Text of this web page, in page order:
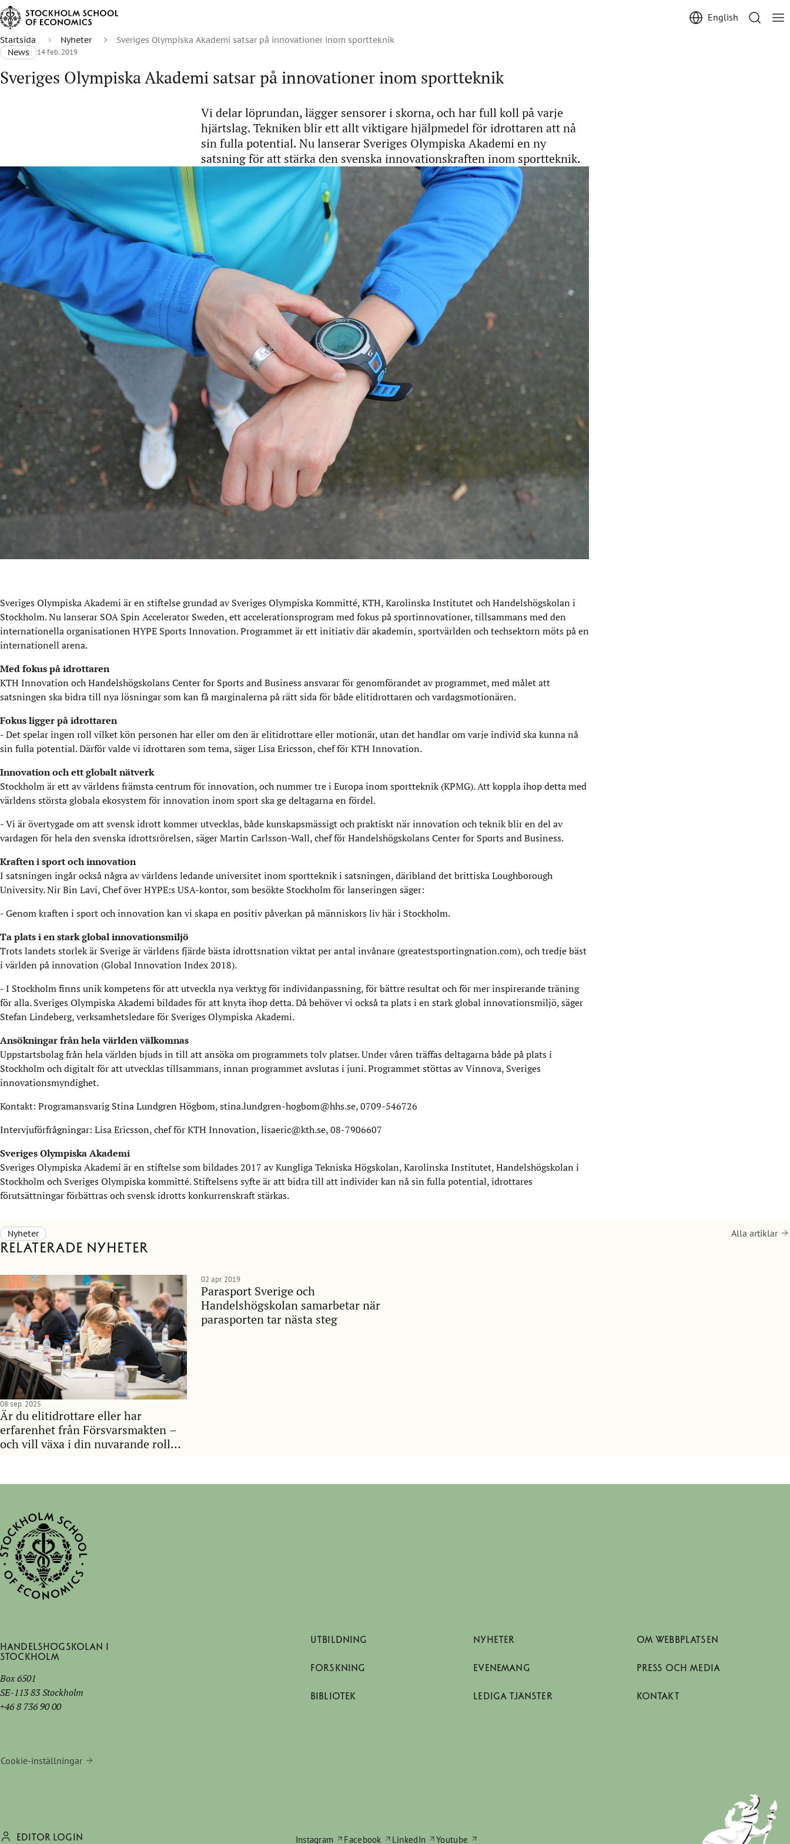
English
Startsida Nyheter
Sveriges Olympiska Akademi satsar på innovationer inom sportteknik
News
14 feb. 2019
Sveriges Olympiska Akademi satsar på innovationer inom sportteknik
Vi delar löprundan, lägger sensorer i skorna, och har full koll på varje
hjärtslag. Tekniken blir ett allt viktigare hjälpmedel för idrottaren att nå
sin fulla potential. Nu lanserar Sveriges Olympiska Akademi en ny
satsning för att stärka den svenska innovationskraften inom sportteknik.
Sveriges Olympiska Akademi är en stiftelse grundad av Sveriges Olympiska Kommitté, KTH, Karolinska Institutet och Handelshögskolan i
Stockholm. Nu lanserar SOA Spin Accelerator Sweden, ett accelerationsprogram med fokus på sportinnovationer, tillsammans med den
internationella organisationen HYPE Sports Innovation. Programmet är ett initiativ där akademin, sportvärlden och techsektorn möts på en
internationell arena.
Med fokus på idrottaren
KTH Innovation och Handelshögskolans Center for Sports and Business ansvarar för genomförandet av programmet, med målet att
satsningen ska bidra till nya lösningar som kan få marginalerna på rätt sida för både elitidrottaren och vardagsmotionären.
Fokus ligger på idrottaren
- Det spelar ingen roll vilket kön personen har eller om den är elitidrottare eller motionär, utan det handlar om varje individ ska kunna nå
sin fulla potential. Därför valde vi idrottaren som tema, säger Lisa Ericsson, chef för KTH Innovation.
Innovation och ett globalt nätverk
Stockholm är ett av världens främsta centrum för innovation, och nummer tre i Europa inom sportteknik (KPMG). Att koppla ihop detta med
världens största globala ekosystem för innovation inom sport ska ge deltagarna en fördel.
- Vi är övertygade om att svensk idrott kommer utvecklas, både kunskapsmässigt och praktiskt när innovation och teknik blir en del av
vardagen för hela den svenska idrottsrörelsen, säger Martin Carlsson-Wall, chef för Handelshögskolans Center for Sports and Business.
Kraften i sport och innovation
I satsningen ingår också några av världens ledande universitet inom sportteknik i satsningen, däribland det brittiska Loughborough
University. Nir Bin Lavi, Chef över HYPE:s USA-kontor, som besökte Stockholm för lanseringen säger:
- Genom kraften i sport och innovation kan vi skapa en positiv påverkan på människors liv här i Stockholm.
Ta plats i en stark global innovationsmiljö
Trots landets storlek är Sverige är världens fjärde bästa idrottsnation viktat per antal invånare (greatestsportingnation.com), och tredje bäst
i världen på innovation (Global Innovation Index 2018).
- I Stockholm finns unik kompetens för att utveckla nya verktyg för individanpassning, för bättre resultat och för mer inspirerande träning
för alla. Sveriges Olympiska Akademi bildades för att knyta ihop detta. Då behöver vi också ta plats i en stark global innovationsmiljö, säger
Stefan Lindeberg, verksamhetsledare för Sveriges Olympiska Akademi.
Ansökningar från hela världen välkomnas
Uppstartsbolag från hela världen bjuds in till att ansöka om programmets tolv platser. Under våren träffas deltagarna både på plats i
Stockholm och digitalt för att utvecklas tillsammans, innan programmet avslutas i juni. Programmet stöttas av Vinnova, Sveriges
innovationsmyndighet.
Kontakt: Programansvarig Stina Lundgren Högbom, stina.lundgren-hogbom@hhs.se, 0709-546726
Intervjuförfrågningar: Lisa Ericsson, chef för KTH Innovation, lisaeric@kth.se, 08-7906607
Sveriges Olympiska Akademi
Sveriges Olympiska Akademi är en stiftelse som bildades 2017 av Kungliga Tekniska Högskolan, Karolinska Institutet, Handelshögskolan i
Stockholm och Sveriges Olympiska kommitté. Stiftelsens syfte är att bidra till att individer kan nå sin fulla potential, idrottares
förutsättningar förbättras och svensk idrotts konkurrenskraft stärkas.
Nyheter
Relaterade nyheter
Alla artiklar
Är du elitidrottare eller har
erfarenhet från Försvarsmakten –
och vill växa i din nuvarande roll
08 sep. 2025
Parasport Sverige och
Handelshögskolan samarbetar när
parasporten tar nästa steg
02 apr. 2019
Handelshögskolan i
Stockholm
Box 6501
SE-113 83 Stockholm
+46 8 736 90 00
Cookie-inställningar
UTBILDNING
FORSKNING
BIBLIOTEK
NYHETER
EVENEMANG
LEDIGA TJÄNSTER
OM WEBBPLATSEN
PRESS OCH MEDIA
KONTAKT
EDITOR LOGIN Instagram Facebook LinkedIn Youtube